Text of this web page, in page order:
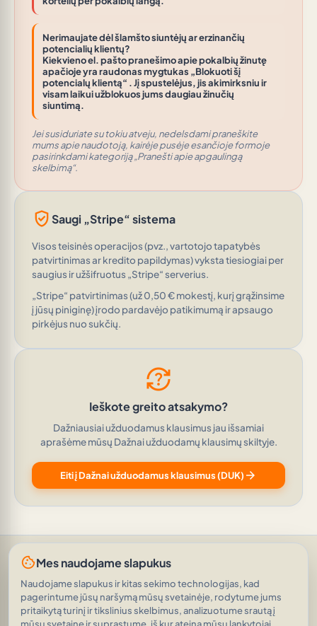
Nerimaujate dėl šlamšto siuntėjų ar erzinančių
potencialių klientų?
Kiekvieno el. pašto pranešimo apie pokalbių žinutę
apačioje yra raudonas mygtukas „Blokuoti šį
potencialų klientą“ . Jį spustelėjus, jis akimirksniu ir
visam laikui užblokuos jums daugiau žinučių
siuntimą.
Jei susiduriate su tokiu atveju, nedelsdami praneškite
mums apie naudotoją, kairėje pusėje esančioje formoje
pasirinkdami kategoriją „Pranešti apie apgaulingą
skelbimą“.
verified_user Saugi „Stripe“ sistema
Visos teisinės operacijos (pvz., vartotojo tapatybės
patvirtinimas ar kredito papildymas) vyksta tiesiogiai per
saugius ir užšifruotus „Stripe“ serverius.
„Stripe“ patvirtinimas (už 0,50 € mokestį, kurį grąžinsime
į jūsų piniginę) įrodo pardavėjo patikimumą ir apsaugo
pirkėjus nuo sukčių.
question_exchange
Ieškote greito atsakymo?
Dažniausiai užduodamus klausimus jau išsamiai
aprašėme mūsų Dažnai užduodamų klausimų skiltyje.
Eiti į Dažnai užduodamus klausimus (DUK) arrow_forward
Pagalba ir palaikymas•Klausimai
Paklauskite AI•Naudojimo sąlygos
Asmens duomenų apsauga•RSS kanalas
© 2026AVEINO | auto_awesome Išmanioji reklama, pagrįsta AI |
1.8.2
19 766 skelbimai
• 1 879 125 ekranas
cookieMes naudojame slapukus
Naudojame slapukus ir kitas sekimo technologijas, kad
pagerintume jūsų naršymą mūsų svetainėje, rodytume jums
pritaikytą turinį ir tikslinius skelbimus, analizuotume srautą į